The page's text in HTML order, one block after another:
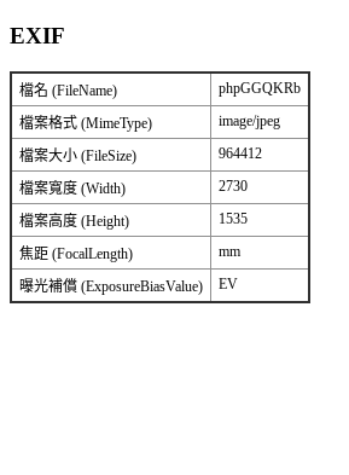
EXIF
檔名 (FileName) phpGGQKRb
檔案格式 (MimeType) image/jpeg
檔案大小 (FileSize) 964412
檔案寬度 (Width) 2730
檔案高度 (Height) 1535
焦距 (FocalLength) mm
曝光補償 (ExposureBiasValue) EV